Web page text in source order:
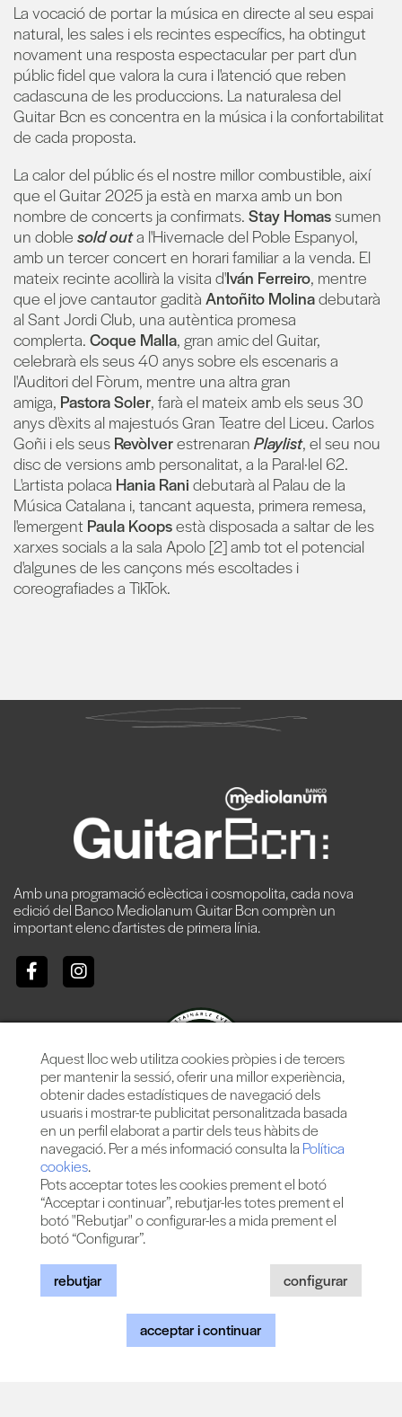
La vocació de portar la música en directe al seu espai
natural, les sales i els recintes específics, ha obtingut
novament una resposta espectacular per part d'un
públic fidel que valora la cura i l'atenció que reben
cadascuna de les produccions. La naturalesa del
Guitar Bcn es concentra en la música i la confortabilitat
de cada proposta.
La calor del públic és el nostre millor combustible, així
que el Guitar 2025 ja està en marxa amb un bon
nombre de concerts ja confirmats. Stay Homassumen
un doble sold outa l'Hivernacle del Poble Espanyol,
amb un tercer concert en horari familiar a la venda. El
mateix recinte acollirà la visita d'Iván Ferreiro, mentre
que el jove cantautor gadità Antoñito Molinadebutarà
al Sant Jordi Club, una autèntica promesa
complerta. Coque Malla, gran amic del Guitar,
celebrarà els seus 40 anys sobre els escenaris a
l'Auditori del Fòrum, mentre una altra gran
amiga, PastoraSoler, farà el mateix amb els seus 30
anys d'èxits al majestuós Gran Teatre del Liceu. Carlos
Goñi i els seus Revòlverestrenaran Playlist, el seu nou
disc de versions amb personalitat, a la Paral·lel 62.
L'artista polaca Hania Rani debutarà al Palau de la
Música Catalana i, tancant aquesta, primera remesa,
l'emergent Paula Koopsestà disposada a saltar de les
xarxes socials a la sala Apolo [2] amb tot el potencial
d'algunes de les cançons més escoltades i
coreografiades a TikTok.
Amb una programació eclèctica i cosmopolita, cada nova
edició del Banco Mediolanum Guitar Bcn comprèn un
important elenc d’artistes de primera línia.
Més de 25 anys oferint la millor música en directe des de
Concerts, festivals i esdeveniments de gran convocatòria.
© 2026 TheProject Music Company, S.L. |
Aquest lloc web utilitza cookies pròpies i de tercers
per mantenir la sessió, oferir una millor experiència,
obtenir dades estadístiques de navegació dels
usuaris i mostrar-te publicitat personalitzada basada
en un perfil elaborat a partir dels teus hàbits de
navegació. Per a més informació consulta la Política
cookies.
Pots acceptar totes les cookies prement el botó
“Acceptar i continuar”, rebutjar-les totes prement el
botó "Rebutjar" o configurar-les a mida prement el
botó “Configurar”.
rebutjar configurar
acceptar i continuar